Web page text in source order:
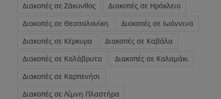
Διακοπές σε Ζάκυνθος
Διακοπές σε Ηράκλειο
Διακοπές σε Θεσσαλονίκη
Διακοπές σε Ιωάννινα
Διακοπές σε Κέρκυρα
Διακοπές σε Καβάλα
Διακοπές σε Καλάβρυτα
Διακοπές σε Καλαμάκι
Διακοπές σε Καρπενήσι
Διακοπές σε Λίμνη Πλαστήρα